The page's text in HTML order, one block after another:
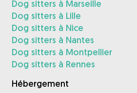
Dog sitters à Marseille
Dog sitters à Lille
Dog sitters à Nice
Dog sitters à Nantes
Dog sitters à Montpellier
Dog sitters à Rennes
Hébergement